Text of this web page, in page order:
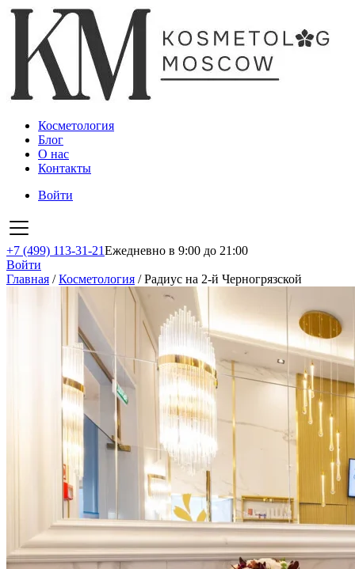
Косметология
Блог
О нас
Контакты
Войти
+7 (499) 113-31-21Ежедневно в 9:00 до 21:00
Войти
Главная /Косметология /Радиус на 2-й Черногрязской